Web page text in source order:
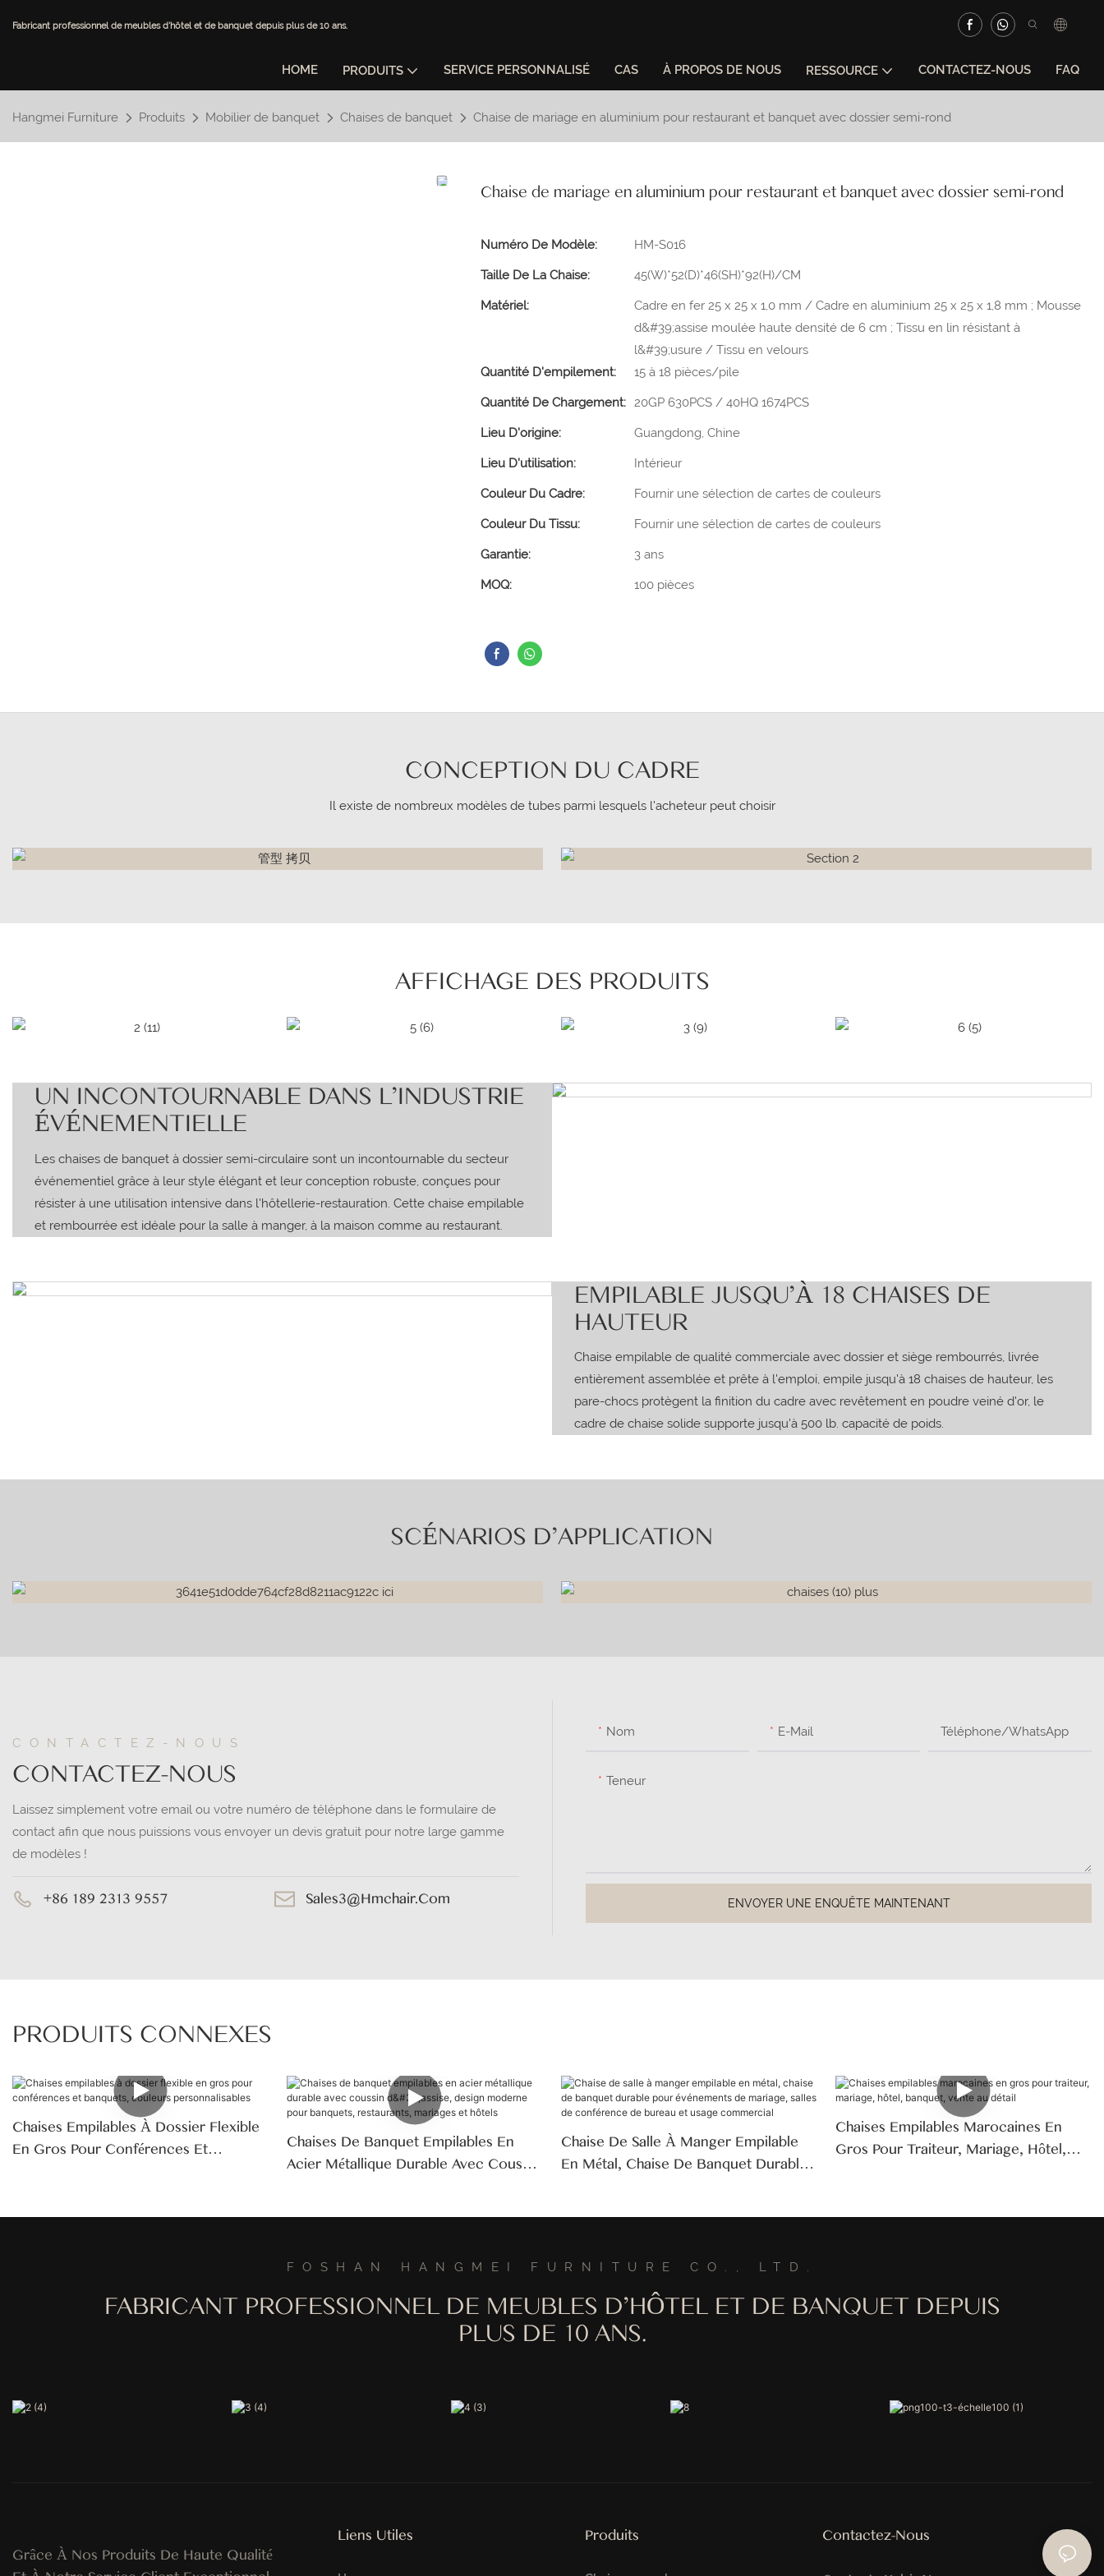
Fabricant professionnel de meubles d'hôtel et de banquet depuis plus de 10 ans.
HOME PRODUITS SERVICE PERSONNALISÉ CAS À PROPOS DE NOUS RESSOURCE CONTACTEZ-NOUS FAQ
Hangmei Furniture Produits Mobilier de banquet Chaises de banquet Chaise de mariage en aluminium pour restaurant et banquet avec dossier semi-rond
Chaise de mariage en aluminium pour restaurant et banquet avec dossier semi-rond
Numéro De Modèle: HM-S016
Taille De La Chaise: 45(W)*52(D)*46(SH)*92(H)/CM
Matériel:
Cadre en fer 25 x 25 x 1,0 mm / Cadre en aluminium 25 x 25 x 1,8 mm ; Mousse
d&#39;assise moulée haute densité de 6 cm ; Tissu en lin résistant à
l&#39;usure / Tissu en velours
Quantité D'empilement:
15 à 18 pièces/pile
Quantité De Chargement: 20GP 630PCS / 40HQ 1674PCS
Lieu D'origine: Guangdong, Chine
Lieu D'utilisation: Intérieur
Couleur Du Cadre: Fournir une sélection de cartes de couleurs
Couleur Du Tissu: Fournir une sélection de cartes de couleurs
Garantie: 3 ans
MOQ: 100 pièces
CONCEPTION DU CADRE
Il existe de nombreux modèles de tubes parmi lesquels l'acheteur peut choisir
AFFICHAGE DES PRODUITS
UN INCONTOURNABLE DANS L'INDUSTRIE
ÉVÉNEMENTIELLE
Les chaises de banquet à dossier semi-circulaire sont un incontournable du secteur
événementiel grâce à leur style élégant et leur conception robuste, conçues pour
résister à une utilisation intensive dans l'hôtellerie-restauration. Cette chaise empilable
et rembourrée est idéale pour la salle à manger, à la maison comme au restaurant.
EMPILABLE JUSQU'À 18 CHAISES DE
HAUTEUR
Chaise empilable de qualité commerciale avec dossier et siège rembourrés, livrée
entièrement assemblée et prête à l'emploi, empile jusqu'à 18 chaises de hauteur, les
pare-chocs protègent la finition du cadre avec revêtement en poudre veiné d'or, le
cadre de chaise solide supporte jusqu'à 500 lb. capacité de poids.
SCÉNARIOS D'APPLICATION
CONTACTEZ-NOUS
CONTACTEZ-NOUS
Laissez simplement votre email ou votre numéro de téléphone dans le formulaire de
contact afin que nous puissions vous envoyer un devis gratuit pour notre large gamme
de modèles !
+86 189 2313 9557 Sales3@hmchair.com
Nom E-Mail Téléphone/WhatsApp
Teneur
ENVOYER UNE ENQUÊTE MAINTENANT
PRODUITS CONNEXES
Chaises Empilables À Dossier Flexible
En Gros Pour Conférences Et
Chaises De Banquet Empilables En
Acier Métallique Durable Avec Coussin
Chaise De Salle À Manger Empilable
En Métal, Chaise De Banquet Durable
Chaises Empilables Marocaines En
Gros Pour Traiteur, Mariage, Hôtel,
FOSHAN HANGMEI FURNITURE CO., LTD.
FABRICANT PROFESSIONNEL DE MEUBLES D'HÔTEL ET DE BANQUET DEPUIS
PLUS DE 10 ANS.
Grâce À Nos Produits De Haute Qualité
Liens Utiles Produits Contactez-Nous